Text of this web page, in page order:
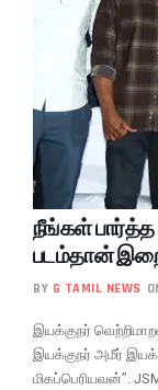
நீங்கள்
படம்தான்
BY G TAMIL NEWS
இயக்குநர்
இயக்குநர் அமீர்
மிகப்பெரியவன்”.